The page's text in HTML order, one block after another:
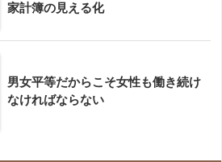
家計簿の見える化
男女平等だからこそ女性も働き続け
なければならない